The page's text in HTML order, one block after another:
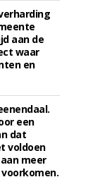
aan de
waar
en
een
dat
voldoen
meer